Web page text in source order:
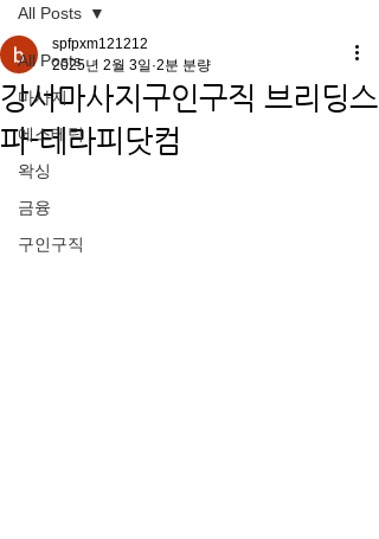
All Posts
마사지
에스테틱
왁싱
금융
구인구직
All Posts
강서마사지구인구직 브리딩스
파-테라피닷컴
spfpxm121212
2025년 2월 3일 2분 분량